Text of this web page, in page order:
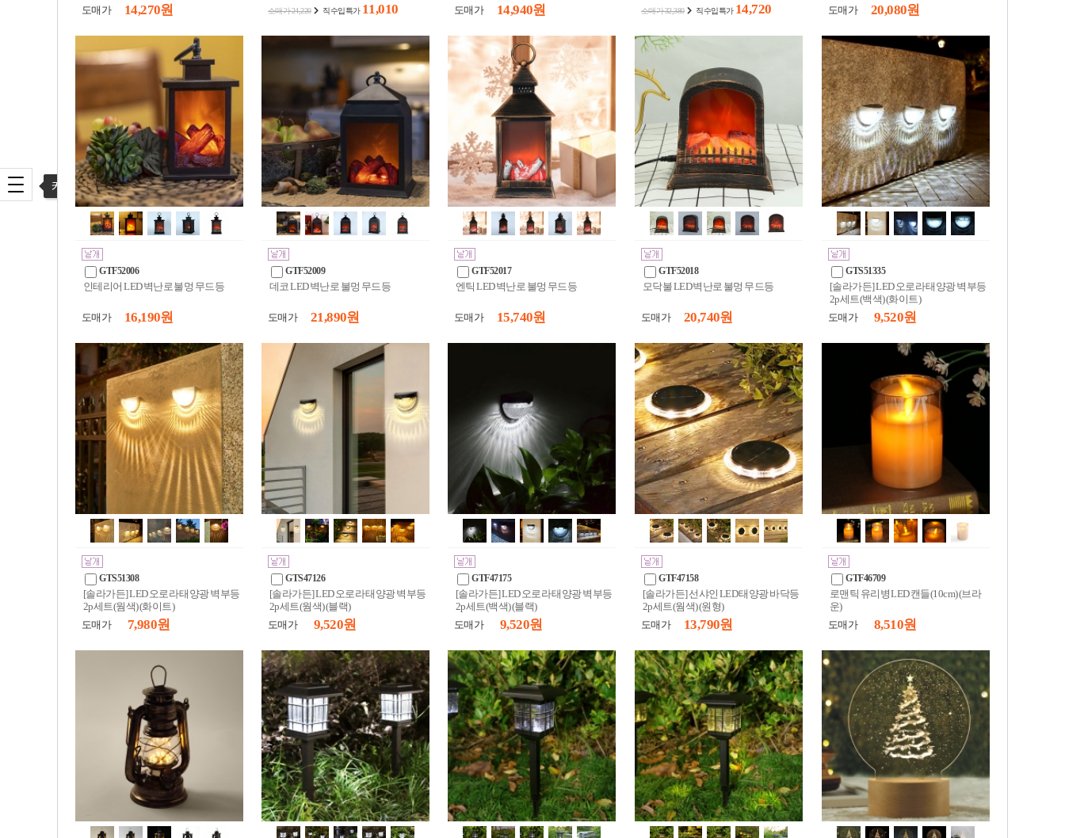
카테고리 열기
도매가
14,270 원 소매가 24,220 직수입특가11,010
도매가
14,940 원 소매가 32,380 직수입특가14,720 도매가 20,080 원
GTF52006
인테리어 LED 벽난로 불멍 무드등
도매가 16,190 원
GTF52009
데코 LED 벽난로 불멍 무드등
도매가 21,890 원
GTF52017
엔틱 LED 벽난로 불멍 무드등
도매가 15,740 원
GTF52018
모닥불 LED 벽난로 불멍 무드등
도매가 20,740 원
GTS51335
[솔라가든] LED 오로라 태양광 벽부등
2p세트(백색) (화이트)
도매가
9,520 원
GTS51308
[솔라가든] LED 오로라 태양광 벽부등
2p세트(웜색) (화이트)
도매가
7,980 원
GTS47126
[솔라가든] LED 오로라 태양광 벽부등
2p세트(웜색) (블랙)
도매가
9,520 원
GTF47175
[솔라가든] LED 오로라 태양광 벽부등
2p세트(백색) (블랙)
도매가
9,520 원
GTF47158
[솔라가든] 선샤인 LED 태양광 바닥등
2p세트(웜색) (원형)
도매가
13,790 원
GTF46709
로맨틱 유리병 LED 캔들(10cm) (브라
운)
도매가
8,510 원